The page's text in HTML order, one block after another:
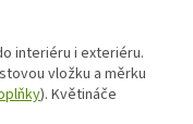
interiéru i exteriéru.
vložku a měrku
). Květináče